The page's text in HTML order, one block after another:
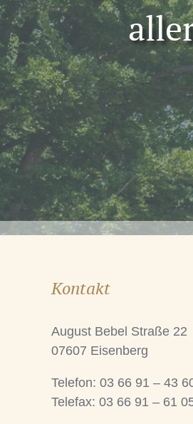
Kontakt
August Bebel Straße 22
07607 Eisenberg
Telefon: 03 66 91 – 43
Telefax: 03 66 91 – 61